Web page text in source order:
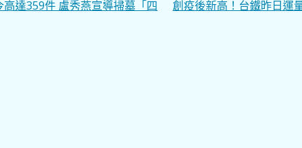
達359件 盧秀燕宣導掃墓「四
創疫後新高！台鐵昨日運